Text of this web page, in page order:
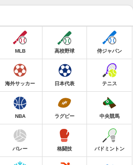
MLB 高校野球 侍ジャパン
海外サッカー 日本代表 テニス
NBA ラグビー 中央競馬
バレー 格闘技 バドミントン